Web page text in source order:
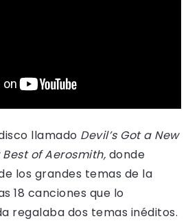
llamado Devil’s Got a New
of Aerosmith, donde
los grandes temas de la
18 canciones que lo
regalaba dos temas inéditos.